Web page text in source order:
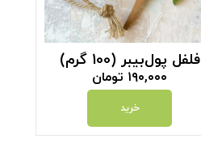
فلفل پول‌بیبر (100 گرم)
۱۹۰,۰۰۰ تومان
خرید